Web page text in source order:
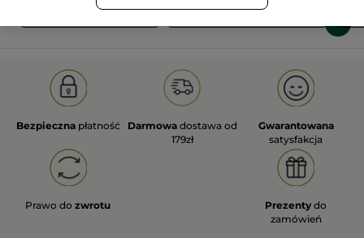
OLD PRODUCT LINE LES DEODORANTS NAT.
Bezpieczna płatność Darmowa dostawa od
179zł
Gwarantowana
satysfakcja
Prawo dozwrotu Prezenty do
zamówień